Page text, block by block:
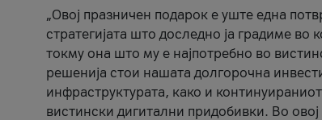
„Овој празничен подарок е уште една
стратегијата што доследно ја градиме
токму она што му е најпотребно во
решенија стои нашата долгорочна
инфраструктурата, како и
вистински дигитални придобивки. Во